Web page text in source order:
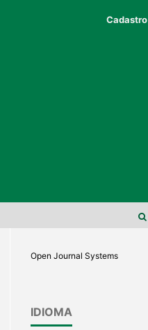
Cadastro
Open Journal Systems
IDIOMA